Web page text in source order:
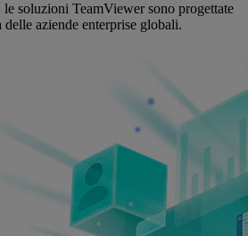
soluzioni TeamViewer sono progettate
delle aziende enterprise globali.